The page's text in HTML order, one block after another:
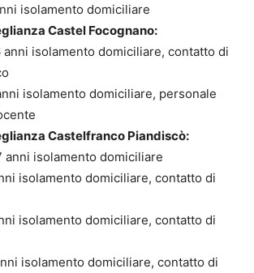
isolamento domiciliare
Castel Focognano:
anni isolamento domiciliare, contatto di
isolamento domiciliare, personale
Castelfranco Piandiscò:
anni isolamento domiciliare
isolamento domiciliare, contatto di
isolamento domiciliare, contatto di
isolamento domiciliare, contatto di